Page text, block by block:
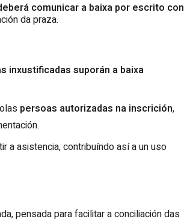
comunicar a baixa por escrito con
da praza.
inxustificadas suporán a baixa
persoas autorizadas na inscrición,
a asistencia, contribuíndo así a un uso
pensada para facilitar a conciliación das